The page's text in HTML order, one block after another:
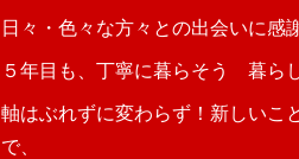
日々・色々な方々との出会いに感
５年目も、丁寧に暮らそう 暮ら
軸はぶれずに変わらず！新しいこ
で、